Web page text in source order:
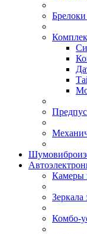
Камеры
Зеркала
Комбо-